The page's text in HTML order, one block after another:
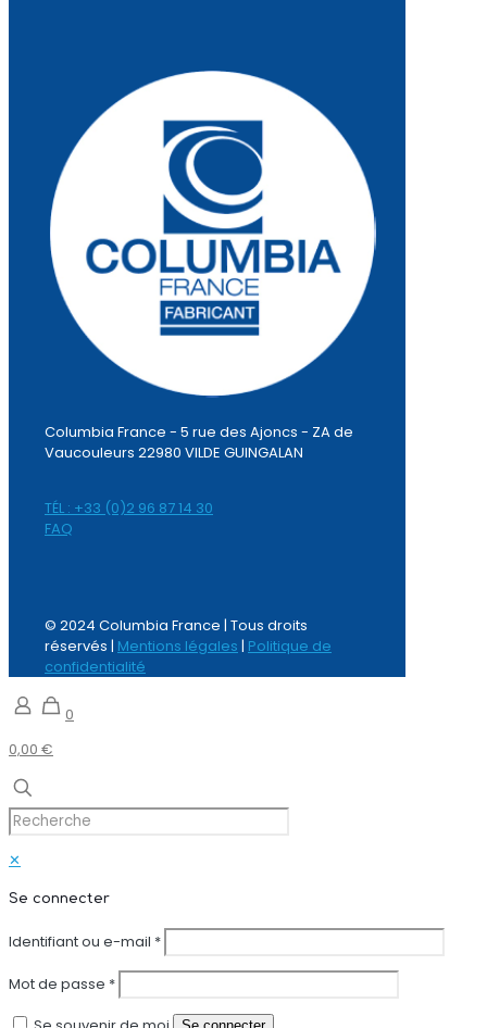
Columbia France - 5 rue des Ajoncs - ZA de
Vaucouleurs 22980 VILDE GUINGALAN
TÉL : +33 (0)2 96 87 14 30
FAQ
© 2024 Columbia France | Tous droits
réservés | Mentions légales | Politique de
confidentialité
0
0,00 €
✕
Se connecter
Identifiant ou e-mail *
Mot de passe *